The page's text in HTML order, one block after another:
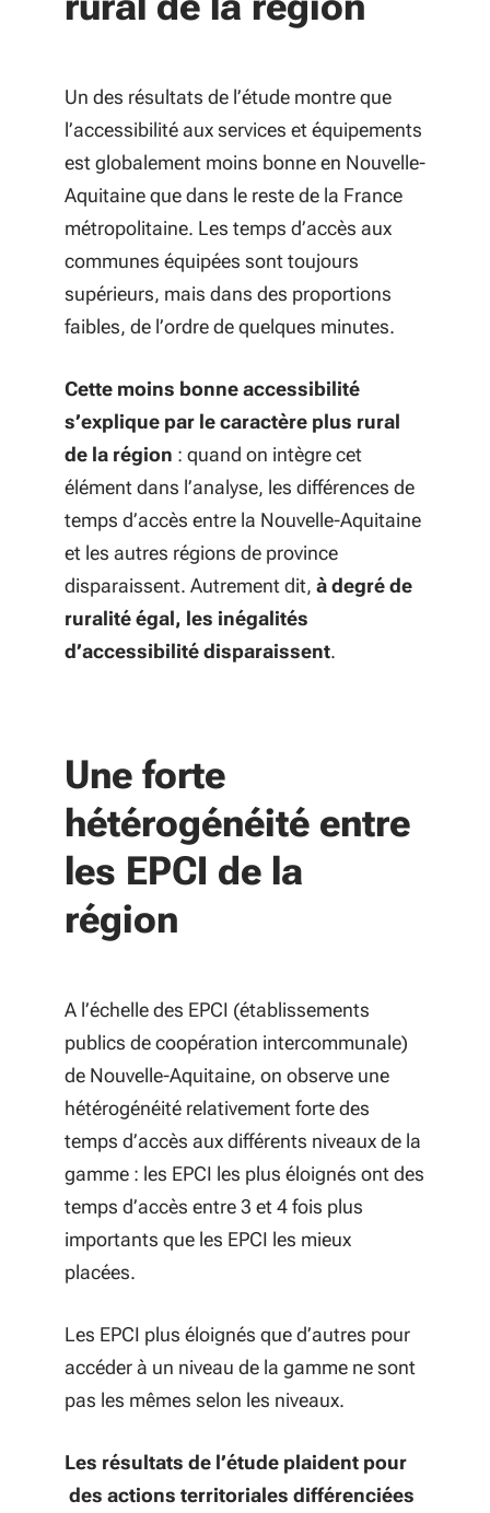
Un des résultats de l’étude montre que
l’accessibilité aux services et équipements
est globalement moins bonne en Nouvelle-
Aquitaine que dans le reste de la France
métropolitaine. Les temps d’accès aux
communes équipées sont toujours
supérieurs, mais dans des proportions
faibles, de l’ordre de quelques minutes.
Cette moins bonne accessibilité
s’explique par le caractère plus rural
de la région : quand on intègre cet
élément dans l’analyse, les différences de
temps d’accès entre la Nouvelle-Aquitaine
et les autres régions de province
disparaissent. Autrement dit, à degré de
ruralité égal, les inégalités
d’accessibilité disparaissent.
Une forte
hétérogénéité entre
les EPCI de la
région
A l’échelle des EPCI (établissements
publics de coopération intercommunale)
de Nouvelle-Aquitaine, on observe une
hétérogénéité relativement forte des
temps d’accès aux différents niveaux de la
gamme : les EPCI les plus éloignés ont des
temps d’accès entre 3 et 4 fois plus
importants que les EPCI les mieux
placées.
Les EPCI plus éloignés que d’autres pour
accéder à un niveau de la gamme ne sont
pas les mêmes selon les niveaux.
Les résultats de l’étude plaident pour
des actions territoriales différenciées